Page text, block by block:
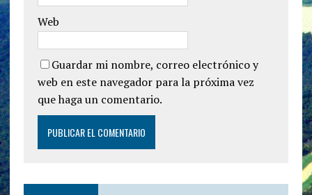
Web
Guardar mi nombre, correo electrónico y
web en este navegador para la próxima vez
que haga un comentario.